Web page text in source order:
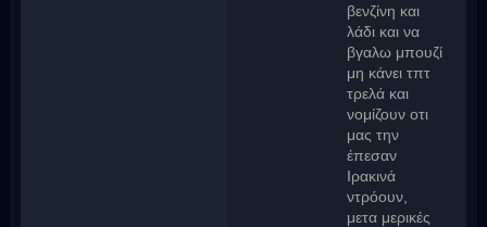
βενζίνη και
λάδι και να
βγαλω μπουζί
μη κάνει τπτ
τρελά και
νομίζουν οτι
μας την
έπεσαν
Ιρακινά
ντρόουν,
μετα μερικές